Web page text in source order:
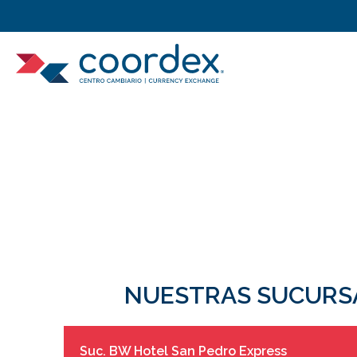
NUESTRAS
Suc. BW Hotel San Pedro Express